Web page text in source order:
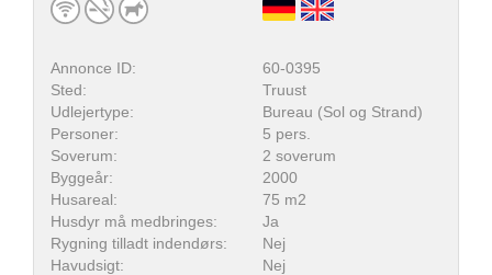
Annonce ID:
60-0395
Sted:
Truust
Udlejertype:
Bureau (Sol og Strand)
Personer:
5 pers.
Soverum:
2 soverum
Byggeår:
2000
Husareal:
75 m2
Husdyr må medbringes:
Ja
Rygning tilladt indendørs:
Nej
Havudsigt:
Nej